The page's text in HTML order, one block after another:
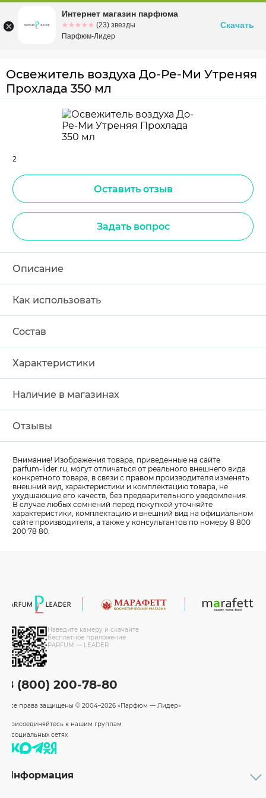
Омскул. Заозерная, 11, к. 1
Освежитель воздуха До-Ре-Ми Утреняя
Прохлада 350 мл
2
Оставить отзыв
Задать вопрос
Описание
Как использовать
Состав
Характеристики
Наличие в магазинах
Отзывы
Внимание! Изображения товара, приведенные на сайте
parfum-lider.ru, могут отличаться от реального внешнего вида
конкретного товара, в связи с правом производителя изменять
внешний вид, характеристики и комплектацию товара, не
ухудшающие его качеств, без предварительного уведомления.
В случае любых сомнений перед покупкой уточняйте
характеристики, комплектацию и внешний вид на официальном
сайте производителя, а также у консультантов по номеру 8 800
200 78 80.
Наведите камеру и скачайте
бесплатное приложение
PARFUM — LEADER
8 (800) 200-78-80
Все права защищены © 2004–2026 «Парфюм — Лидер»
Присоединяйтесь к нашим группам
в социальных сетях
Информация
Интернет магазин парфюма
☆☆☆☆☆
★★★★★ (23) звезды
Парфюм-Лидер
Скачать